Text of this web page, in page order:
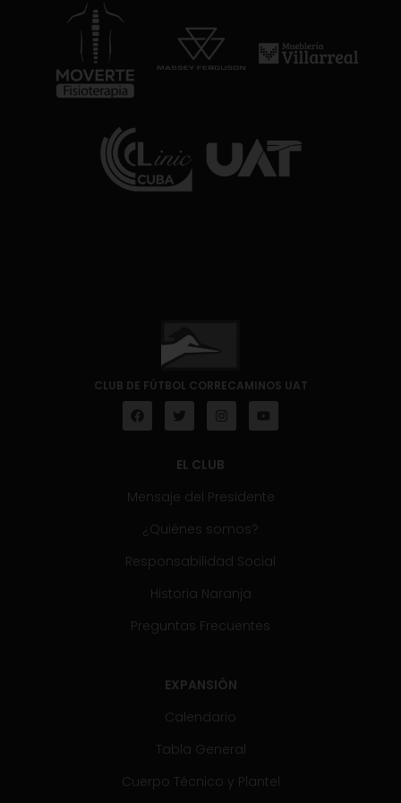
CLUB DE FÚTBOL CORRECAMINOS UAT
EL CLUB
Mensaje del Presidente
¿Quiénes somos?
Responsabilidad Social
Historia Naranja
Preguntas Frecuentes
EXPANSIÓN
Calendario
Tabla General
Cuerpo Técnico y Plantel